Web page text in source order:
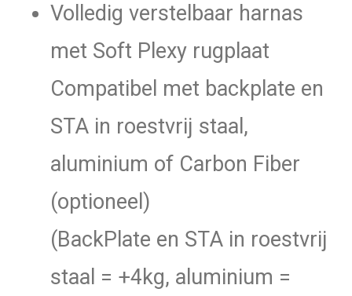
Volledig verstelbaar harnas
met Soft Plexy rugplaat
Compatibel met backplate en
STA in roestvrij staal,
aluminium of Carbon Fiber
(optioneel)
(BackPlate en STA in roestvrij
staal = +4kg, aluminium =